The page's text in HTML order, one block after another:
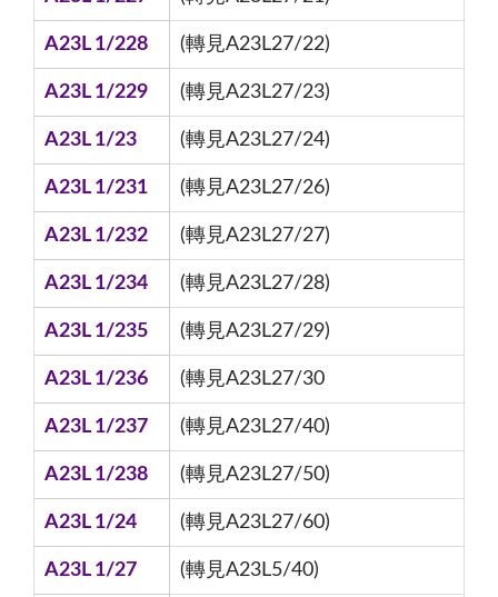
A23L 1/228 (轉見A23L27/22)
A23L 1/229 (轉見A23L27/23)
A23L 1/23 (轉見A23L27/24)
A23L 1/231 (轉見A23L27/26)
A23L 1/232 (轉見A23L27/27)
A23L 1/234 (轉見A23L27/28)
A23L 1/235 (轉見A23L27/29)
A23L 1/236 (轉見A23L27/30
A23L 1/237 (轉見A23L27/40)
A23L 1/238 (轉見A23L27/50)
A23L 1/24 (轉見A23L27/60)
A23L 1/27 (轉見A23L5/40)